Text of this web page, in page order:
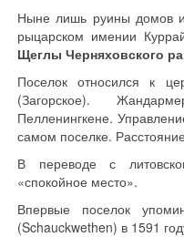
Ныне лишь руины домов
рыцарском имении
Щеглы Черняховского
Поселок относился к
(Загорское).
Пелленингкене.
самом поселке.
В переводе с
«спокойное место».
Впервые поселок
(Schauckwethen) в 1591